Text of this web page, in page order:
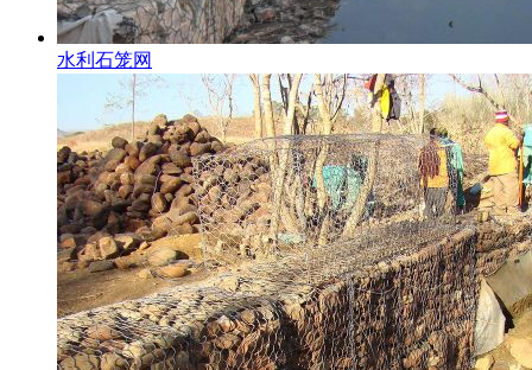
水利石笼网